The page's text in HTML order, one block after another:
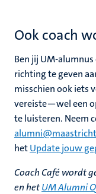
Ook coach
Ben jij UM-
richting te geven
misschien ook iets
vereiste—wel een
te luisteren. Neem
hetUpdate jouw
Coach Café wordt
en hetUM Alumni